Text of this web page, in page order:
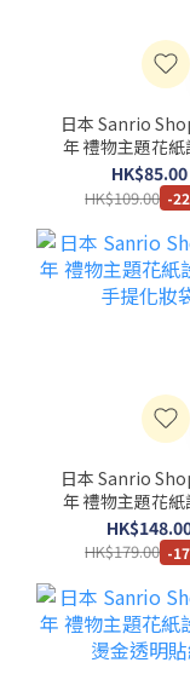
日本 Sanrio
年 禮物主題花紙
列 電話繩吊飾
HK$85.00
HK$109.00 -
日本 Sanrio
年 禮物主題花紙
列 手提化妝
HK$179.00 -